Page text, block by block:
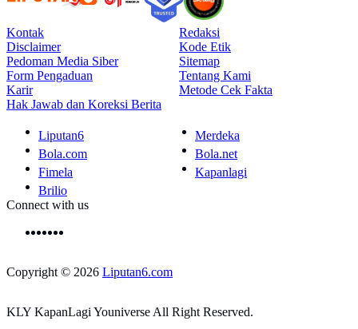
Kontak
Redaksi
Disclaimer
Kode Etik
Pedoman Media Siber
Sitemap
Form Pengaduan
Tentang Kami
Karir
Metode Cek Fakta
Hak Jawab dan Koreksi Berita
Liputan6
Merdeka
Bola.com
Bola.net
Fimela
Kapanlagi
Brilio
Connect with us
Copyright © 2026 Liputan6.com
KLY KapanLagi Youniverse All Right Reserved.